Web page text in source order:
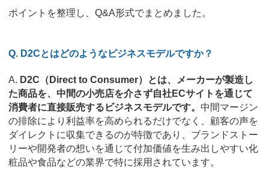
ポイントを整理し、Q&A形式でまとめました。
Q. D2Cとはどのようなビジネスモデルですか？
A. D2C（Direct to Consumer）とは、メーカーが製造し
た商品を、中間の小売店を介さず自社ECサイトを通じて
消費者に直接販売するビジネスモデルです。 中間マージン
の排除により利益率を高められるだけでなく、顧客の声を
ダイレクトに収集できるのが特徴であり、ブランドストー
リーや開発者の想いを通じて付加価値を生み出しやすい化
粧品や食品などの業界で特に採用されています。